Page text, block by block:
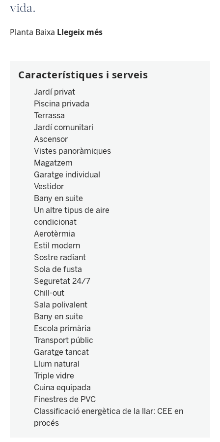
vida.
Planta Baixa Llegeix més
Característiques i serveis
Jardí privat
Piscina privada
Terrassa
Jardí comunitari
Ascensor
Vistes panoràmiques
Magatzem
Garatge individual
Vestidor
Bany en suite
Un altre tipus de aire
condicionat
Aerotèrmia
Estil modern
Sostre radiant
Sola de fusta
Seguretat 24/7
Chill-out
Sala polivalent
Bany en suite
Escola primària
Transport públic
Garatge tancat
Llum natural
Triple vidre
Cuina equipada
Finestres de PVC
Classificació energètica de la llar: CEE en
procés